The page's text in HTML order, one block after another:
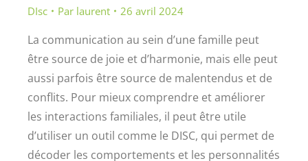
DIsc Par laurent 26 avril 2024
La communication au sein d’une famille peut
être source de joie et d’harmonie, mais elle peut
aussi parfois être source de malentendus et de
conflits. Pour mieux comprendre et améliorer
les interactions familiales, il peut être utile
d’utiliser un outil comme le DISC, qui permet de
décoder les comportements et les personnalités